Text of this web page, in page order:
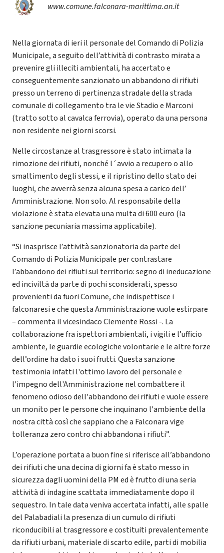
www.comune.falconara-marittima.an.it
Nella giornata di ieri il personale del Comando di Polizia
Municipale, a seguito dell’attività di contrasto mirata a
prevenire gli illeciti ambientali, ha accertato e
conseguentemente sanzionato un abbandono di rifiuti
presso un terreno di pertinenza stradale della strada
comunale di collegamento tra le vie Stadio e Marconi
(tratto sotto al cavalca ferrovia), operato da una persona
non residente nei giorni scorsi.
Nelle circostanze al trasgressore è stato intimata la
rimozione dei rifiuti, nonché l´avvio a recupero o allo
smaltimento degli stessi, e il ripristino dello stato dei
luoghi, che avverrà senza alcuna spesa a carico dell’
Amministrazione. Non solo. Al responsabile della
violazione è stata elevata una multa di 600 euro (la
sanzione pecuniaria massima applicabile).
“Si inasprisce l’attività sanzionatoria da parte del
Comando di Polizia Municipale per contrastare
l’abbandono dei rifiuti sul territorio: segno di ineducazione
ed inciviltà da parte di pochi sconsiderati, spesso
provenienti da fuori Comune, che indispettisce i
falconaresi e che questa Amministrazione vuole estirpare
– commenta il vicesindaco Clemente Rossi -. La
collaborazione fra ispettori ambientali, i vigili e l’ufficio
ambiente, le guardie ecologiche volontarie e le altre forze
dell’ordine ha dato i suoi frutti. Questa sanzione
testimonia infatti l'ottimo lavoro del personale e
l'impegno dell'Amministrazione nel combattere il
fenomeno odioso dell'abbandono dei rifiuti e vuole essere
un monito per le persone che inquinano l'ambiente della
nostra città così che sappiano che a Falconara vige
tolleranza zero contro chi abbandona i rifiuti”.
L’operazione portata a buon fine si riferisce all’abbandono
dei rifiuti che una decina di giorni fa è stato messo in
sicurezza dagli uomini della PM ed è frutto di una seria
attività di indagine scattata immediatamente dopo il
sequestro. In tale data veniva accertata infatti, alle spalle
del Palabadiali la presenza di un cumulo di rifiuti
riconducibili al trasgressore e costituiti prevalentemente
da rifiuti urbani, materiale di scarto edile, parti di mobilia